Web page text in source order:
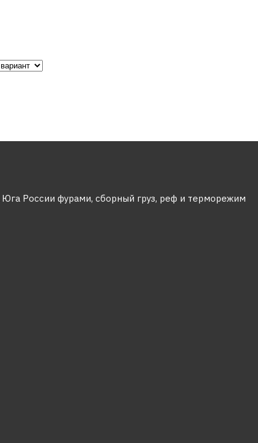
России фурами, сборный груз, реф и терморежим